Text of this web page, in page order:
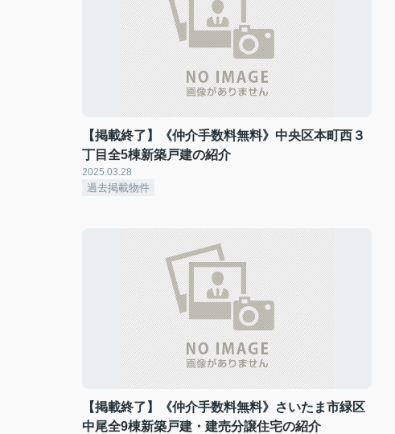
【掲載終了】《仲介手数料無料》中央区本町西３
丁目全5棟新築戸建の紹介
2025.03.28
過去掲載物件
【掲載終了】《仲介手数料無料》さいたま市緑区
中尾全9棟新築戸建・建売分譲住宅の紹介